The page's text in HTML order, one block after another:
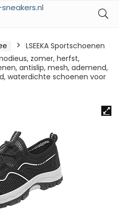
LSEEKA Sportschoenen
zomer, herfst,
antislip, mesh, ademend,
waterdichte schoenen voor